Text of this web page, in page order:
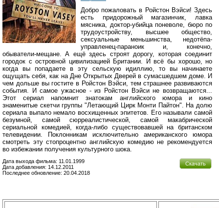
Добро пожаловать в Ройстон Вэйси! Здесь
есть придорожный магазинчик, лавка
мясника, доктор-убийца поневоле, бюро по
трудоустройству, высшее общество,
сексуальные меньшинства, недотёпа-
управленец-параноик и, конечно,
обыватели-мещане. А ещё здесь строят дорогу, которая соединит
городок с островной цивилизацией Британии. И всё бы хорошо, но
когда вы попадаете в эту сельскую идиллию, то вы начинаете
ощущать себя, как на Дне Открытых Дверей в сумасшедшем доме. И
чем дольше вы гостите в Ройстон Вэйси, тем страшнее развиваются
события. И самое ужасное - из Ройстон Вэйси не возвращаются...
Этот сериал напомнит знатокам английского юмора и кино
знаменитые скетчи группы "Летающий Цирк Монти Пайтон". На долю
сериала выпало немало восхищенных эпитетов. Его называли самой
безумной, самой сюрреалистической, самой макабрической
сериальной комедией, когда-либо существовавшей на британском
телевидении. Поклонникам исключительно американского юмора
смотреть эту стопроцентно английскую комедию не рекомендуется
во избежании получения культурного шока.
Скачать
Дата выхода фильма: 11.01.1999
Дата добавления: 14.12.2011
Последнее обновление: 20.04.2018